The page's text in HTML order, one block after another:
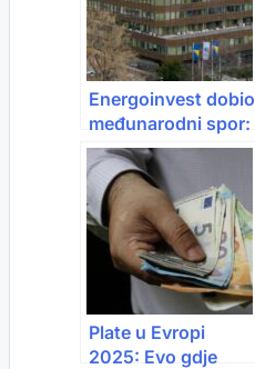
Energoinvest dobio
međunarodni spor:
Potvrđeno pravo
na skoro 6 miliona
eura
Plate u Evropi
2025: Evo gdje